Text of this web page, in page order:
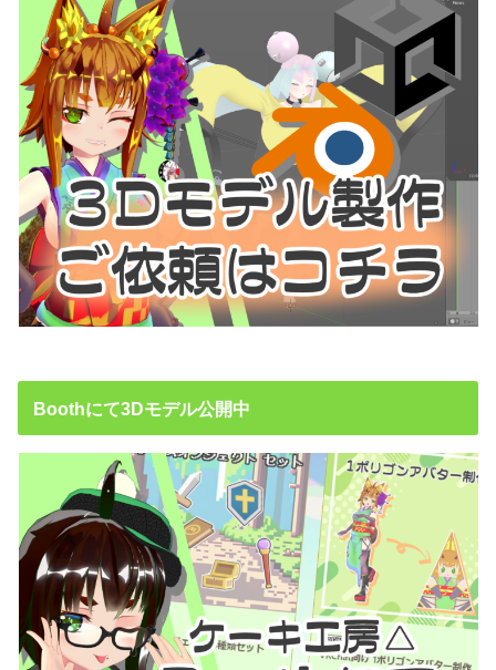
Boothにて3Dモデル公開中